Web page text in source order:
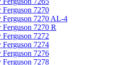
Ferguson 7270
Ferguson 7270 AL-4
Ferguson 7270 R
Ferguson 7272
Ferguson 7274
Ferguson 7276
Ferguson 7278